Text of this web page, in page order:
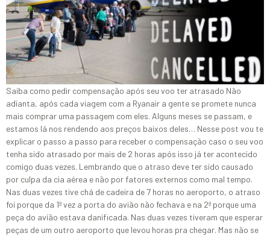
Saiba como pedir compensação após seu voo ter atrasado Não
adianta, após cada viagem com a Ryanair a gente se promete nunca
mais comprar uma passagem com eles. Alguns meses se passam, e
estamos lá nos rendendo aos preços baixos deles… Nesse post vou te
explicar o passo a passo para receber o compensação caso o seu voo
tenha sido atrasado por mais de 2 horas após isso já ter acontecido
comigo duas vezes. Lembrando que o atraso deve ter sido causado
por culpa da cia aérea e não por fatores externos como mal tempo.
Nas duas vezes tive chá de cadeira de 7 horas no aeroporto, o atraso
foi porque da 1ª vez a porta do avião não fechava e na 2ª porque uma
peça do avião estava danificada. Nas duas vezes tiveram que esperar
peças de um outro aeroporto que levou horas pra chegar. Mas não se